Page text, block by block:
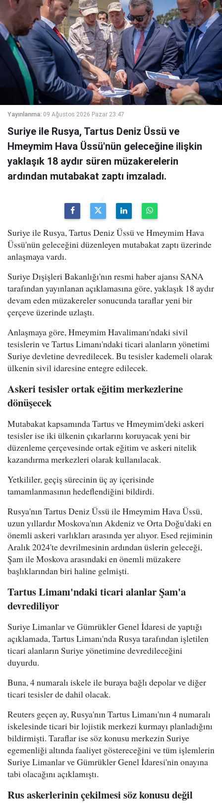
Yayınlanma: 09 Ağustos 2026 Pazar 23:47
Suriye ile Rusya, Tartus Deniz Üssü ve
Hmeymim Hava Üssü'nün geleceğine ilişkin
yaklaşık 18 aydır süren müzakerelerin
ardından mutabakat zaptı imzaladı.
Suriye ile Rusya, Tartus Deniz Üssü ve Hmeymim Hava
Üssü'nün geleceğini düzenleyen mutabakat zaptı üzerinde
anlaşmaya vardı.
Suriye Dışişleri Bakanlığı'nın resmi haber ajansı SANA
tarafından yayınlanan açıklamasına göre, yaklaşık 18 aydır
devam eden müzakereler sonucunda taraflar yeni bir
çerçeve üzerinde uzlaştı.
Anlaşmaya göre, Hmeymim Havalimanı'ndaki sivil
tesislerin ve Tartus Limanı'ndaki ticari alanların yönetimi
Suriye devletine devredilecek. Bu tesisler kademeli olarak
ülkenin sivil idaresine entegre edilecek.
Askeri tesisler ortak eğitim merkezlerine
dönüşecek
Mutabakat kapsamında Tartus ve Hmeymim'deki askeri
tesisler ise iki ülkenin çıkarlarını koruyacak yeni bir
düzenleme çerçevesinde ortak eğitim ve askeri nitelik
kazandırma merkezleri olarak kullanılacak.
Yetkililer, geçiş sürecinin üç ay içerisinde
tamamlanmasının hedeflendiğini bildirdi.
Rusya'nın Tartus Deniz Üssü ile Hmeymim Hava Üssü,
uzun yıllardır Moskova'nın Akdeniz ve Orta Doğu'daki en
önemli askeri varlıkları arasında yer alıyor. Esed rejiminin
Aralık 2024'te devrilmesinin ardından üslerin geleceği,
Şam ile Moskova arasındaki en önemli müzakere
başlıklarından biri haline gelmişti.
Tartus Limanı'ndaki ticari alanlar Şam'a
devrediliyor
Suriye Limanlar ve Gümrükler Genel İdaresi de yaptığı
açıklamada, Tartus Limanı'nda Rusya tarafından işletilen
ticari alanların Suriye yönetimine devredileceğini
duyurdu.
Buna, 4 numaralı iskele ile buraya bağlı depolar ve diğer
ticari tesisler de dahil olacak.
Reuters geçen ay, Rusya'nın Tartus Limanı'nın 4 numaralı
iskelesinde ticari bir lojistik merkezi kurmayı planladığını
bildirmişti. Taraflar ise söz konusu merkezin Suriye
egemenliği altında faaliyet göstereceğini ve tüm işlemlerin
Suriye Limanlar ve Gümrükler Genel İdaresi'nin onayına
tabi olacağını açıklamıştı.
Rus askerlerinin çekilmesi söz konusu değil